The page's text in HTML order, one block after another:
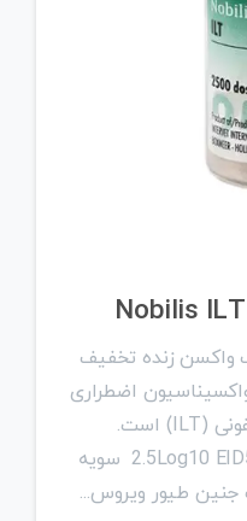
واکسن زنده تخفیف
اضطراری
طیور بر علیه لارنگوتراکئیت عفونی (ILT) است.
ترکیب: هر دز شامل حداقل 2.5Log10 EID50 سویه
جنین طیور ویروس...